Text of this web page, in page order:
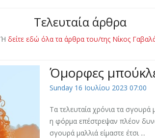
Τελευταία άρθρα
Ήδείτε εδώ όλα τα άρθρα του/της Νίκος
Όμορφες
Sunday 16 Ιουλίου 2023 07:00
Τα τελευταία χρόνια τα σγουρά
η φόρμα επέστρεψαν πλέον
σγουρά μαλλιά είμαστε έτσι ...